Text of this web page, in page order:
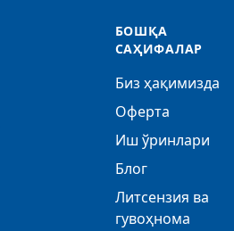
БОШҚА
САҲИФАЛАР
Биз ҳақимизда
Оферта
Иш ўринлари
Блог
Литсензия ва
гувоҳнома